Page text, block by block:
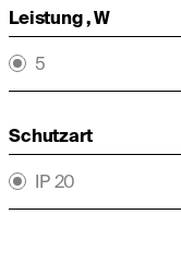
Leistung , W
5
Schutzart
IP 20